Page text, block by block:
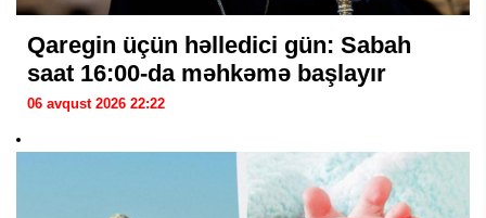
Qaregin üçün həlledici gün: Sabah
saat 16:00-da məhkəmə başlayır
06 avqust 2026 22:22